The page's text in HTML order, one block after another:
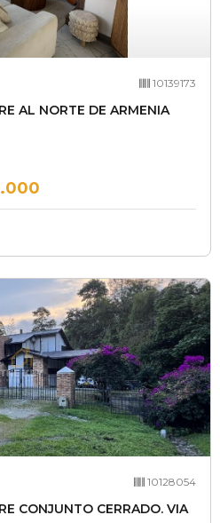
10139173
AL NORTE DE ARMENIA
10128054
CONJUNTO CERRADO. VIA